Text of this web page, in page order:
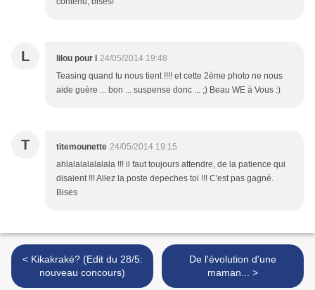
L lilou pour l
24/05/2014 19:48
Teasing quand tu nous tient !!!! et cette 2ème photo ne nous
aide guère ... bon ... suspense donc ... ;) Beau WE à Vous :)
T titemounette 24/05/2014 19:15
ahlalalalalalala !!! il faut toujours attendre, de la patience qui
disaient !!! Allez la poste depeches toi !!! C'est pas gagné.
Bises
< Kikakraké? (Edit du 28/5:
nouveau concours)
De l'évolution d'une
maman... >